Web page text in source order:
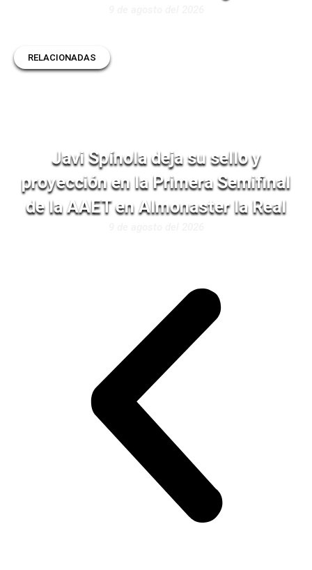
RELACIONADAS
Javi Spínola deja su sello y
proyección en la Primera Semifinal
de la AAET en Almonaster la Real